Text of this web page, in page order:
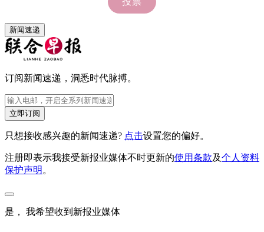
新闻速递
订阅新闻速递，洞悉时代脉搏。
立即订阅
只想接收感兴趣的新闻速递? 点击设置您的偏好。
注册即表示我接受新报业媒体不时更新的使用条款及个人资料
保护声明 。
是， 我希望收到新报业媒体